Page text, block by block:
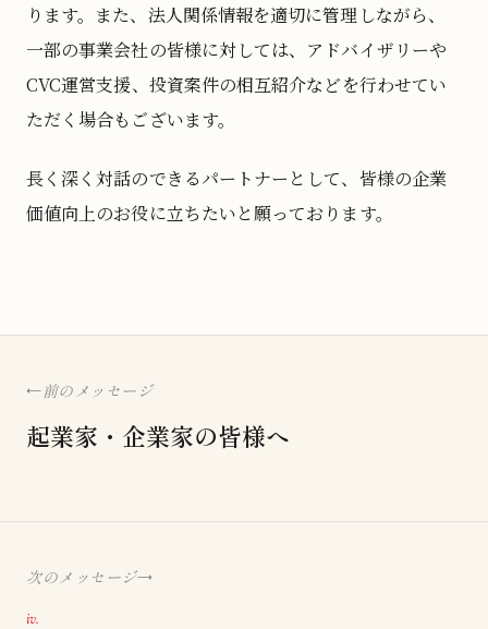
ります。また、法人関係情報を適切に管理しながら、
一部の事業会社の皆様に対しては、アドバイザリーや
CVC運営支援、投資案件の相互紹介などを行わせてい
ただく場合もございます。
長く深く対話のできるパートナーとして、皆様の企業
価値向上のお役に立ちたいと願っております。
前のメッセージ
起業家・企業家の皆様へ
次のメッセージ
iv.